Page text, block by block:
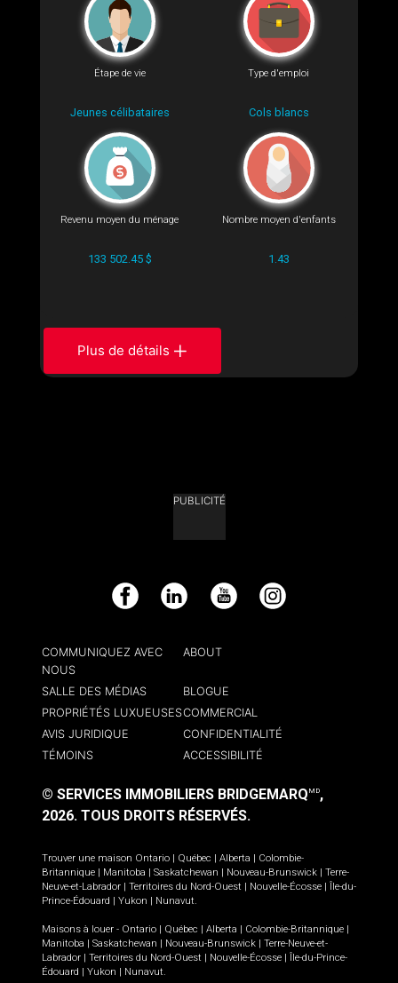
Étape de vie
Jeunes célibataires
Type d'emploi
Cols blancs
Revenu moyen du ménage
133 502.45 $
Nombre moyen d'enfants
1.43
Plus de détails
PUBLICITÉ
Facebook LinkedIn YouTube Instagram
COMMUNIQUEZ AVEC
NOUS
ABOUT
SALLE DES MÉDIAS
BLOGUE
PROPRIÉTÉS LUXUEUSESCOMMERCIAL
AVIS JURIDIQUE
CONFIDENTIALITÉ
TÉMOINS
ACCESSIBILITÉ
© SERVICES IMMOBILIERS BRIDGEMARQ MD,
2026. TOUS DROITS RÉSERVÉS.
Trouver une maison Ontario Québec Alberta
Colombie-
Britannique
Manitoba Saskatchewan Nouveau-Brunswick
Terre-
Neuve-et-Labrador
Territoires du Nord-Ouest Nouvelle-Écosse
Île-du-
Prince-Édouard
Yukon Nunavut.
Maisons à louer - Ontario Québec Alberta Colombie-Britannique
Manitoba
Saskatchewan Nouveau-Brunswick
Terre-Neuve-et-
Labrador
Territoires du Nord-Ouest Nouvelle-Écosse
Île-du-Prince-
Édouard
Yukon Nunavut.